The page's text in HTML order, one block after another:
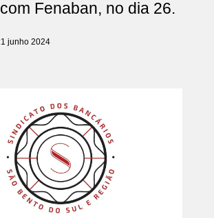
Fenaban, no dia 26.
junho 2024